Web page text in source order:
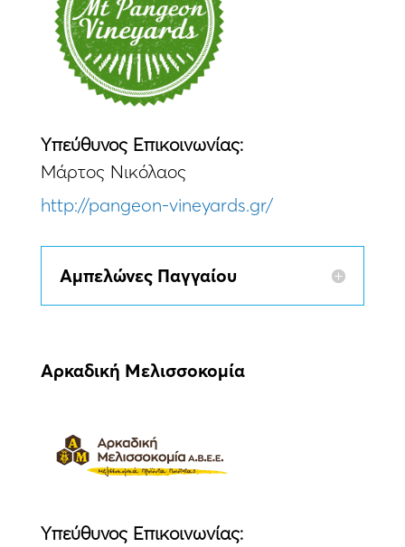
Yπεύθυνος Eπικοινωνίας:
Μάρτος Νικόλαος
http://pangeon-vineyards.gr/
Αμπελώνες Παγγαίου
Αρκαδική Μελισσοκομία
Yπεύθυνος Eπικοινωνίας: